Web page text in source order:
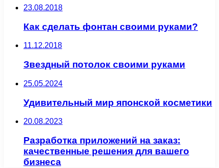
23.08.2018
Как сделать фонтан своими руками?
11.12.2018
Звездный потолок своими руками
25.05.2024
Удивительный мир японской косметики
20.08.2023
Разработка приложений на заказ:
качественные решения для вашего
бизнеса